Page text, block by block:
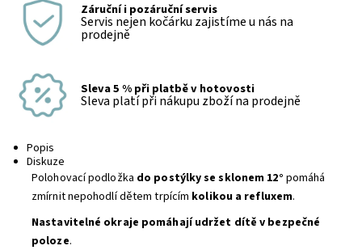
Záruční i pozáruční servis
Servis nejen kočárku zajistíme u nás na
prodejně
Sleva 5 % při platbě v hotovosti
Sleva platí při nákupu zboží na prodejně
Popis
Diskuze
Polohovací podložka do postýlky se sklonem 12° pomáhá
zmírnit nepohodlí dětem trpícím kolikou a refluxem.
Nastavitelné okraje pomáhají udržet dítě v bezpečné
poloze.